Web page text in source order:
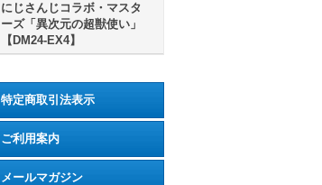
にじさんじコラボ・マスタ
ーズ「異次元の超獣使い」
【DM24-EX4】
特定商取引法表示
ご利用案内
メールマガジン